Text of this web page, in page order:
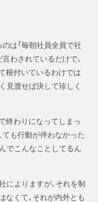
は「毎朝社員全員で社
わされているだけで、
根付いているわけでは
見渡せば決して珍しく
終わりになってしまっ
ても行動が伴わなかった
でこんなことしてるん
によりますが、それを制
なくて、それが内外とも